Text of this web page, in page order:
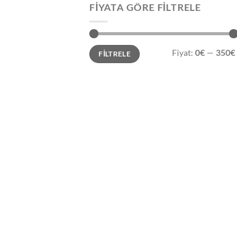
FIYATA GÖRE FILTRELE
En
düşük
fiyat
En
yüksek
fiyat
FILTRELE Fiyat: 0€ — 350€